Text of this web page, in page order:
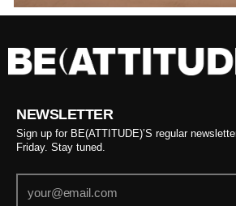
NEWSLETTER
Sign up for BE(ATTITUDE)’S regular
Friday. Stay tuned.